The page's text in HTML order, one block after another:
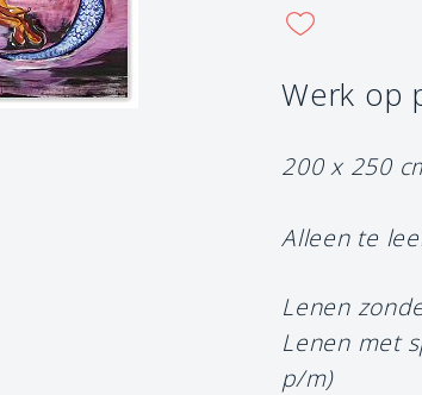
Werk op
200 x 250
Alleen te
Lenen
Lenen met
p/m)